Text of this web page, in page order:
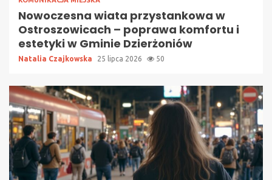
Nowoczesna wiata przystankowa w
Ostroszowicach – poprawa komfortu i
estetyki w Gminie Dzierżoniów
Natalia Czajkowska 25 lipca 2026 50